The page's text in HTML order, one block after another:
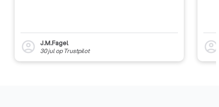
account_circle
J.M.Fagel
30 julop Trustpilot account_circle